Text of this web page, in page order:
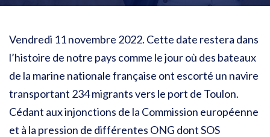
Vendredi 11 novembre 2022. Cette date restera dans
l’histoire de notre pays comme le jour où des bateaux
de la marine nationale française ont escorté un navire
transportant 234 migrants vers le port de Toulon.
Cédant aux injonctions de la Commission européenne
et à la pression de différentes ONG dont SOS